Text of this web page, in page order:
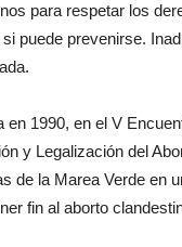
para respetar los
puede prevenirse.
1990, en el V
y Legalización del
de la Marea Verde en
fin al aborto